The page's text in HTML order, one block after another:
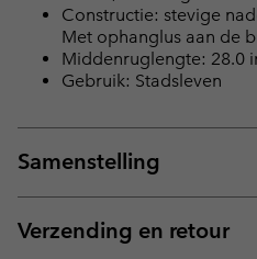
Constructie: stevige
Met ophanglus aan de
Middenruglengte: 28.0
Gebruik: Stadsleven
Samenstelling
Verzending en retour